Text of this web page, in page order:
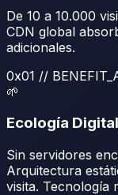
De 10 a 10.000
CDN global
adicionales.
0x01 //
🌱
Ecología Digital
Sin servidores
Arquitectura
visita. Tecnología